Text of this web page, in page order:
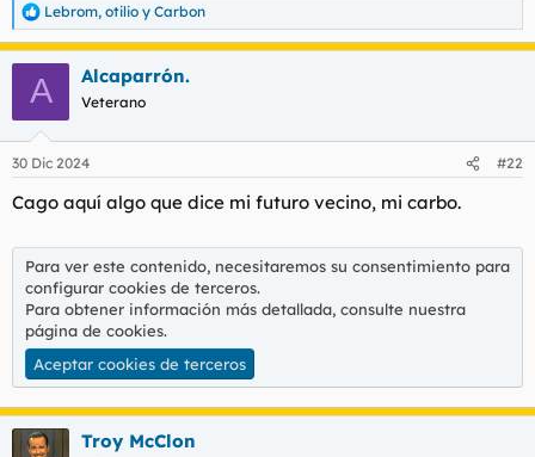
R
e
a
e
:
Lebrom, otilio y Carbon
A Alcaparrón.
Veterano
30 Dic 2024 #22
Cago aquí algo que dice mi futuro vecino, mi carbo.
Para ver este contenido, necesitaremos su consentimiento para
configurar cookies de terceros.
Para obtener información más detallada, consulte nuestra
página de cookies.
Aceptar cookies de terceros
Troy McClon